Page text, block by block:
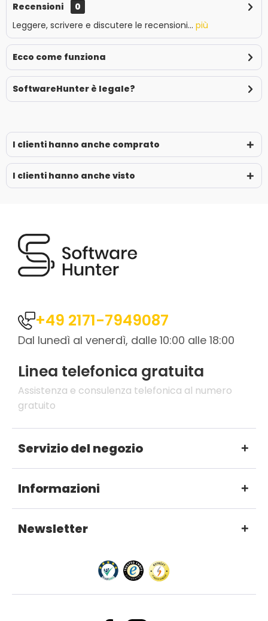
Recensioni
0
Leggere, scrivere e discutere le recensioni... più
Ecco come funziona
SoftwareHunter è legale?
I clienti hanno anche comprato
I clienti hanno anche visto
+49 2171-7949087
Dal lunedì al venerdì, dalle 10:00 alle 18:00
Linea telefonica gratuita
Assistenza e consulenza telefonica al numero
gratuito
Servizio del negozio
Informazioni
Newsletter